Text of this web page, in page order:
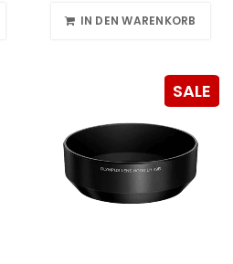
IN DEN WARENKORB
SALE